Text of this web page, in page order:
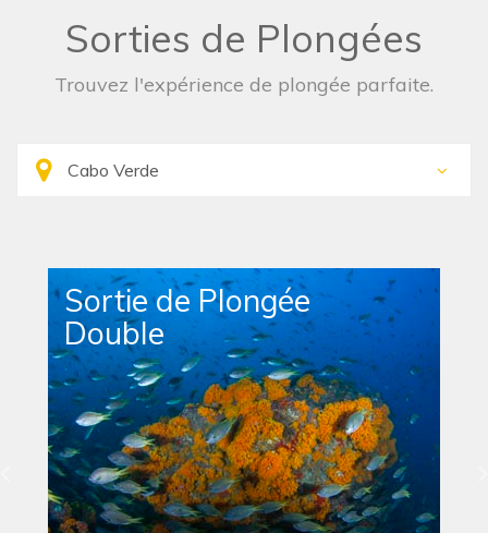
Sorties de Plongées
Trouvez l'expérience de plongée parfaite.
Sortie de Plongée
Double